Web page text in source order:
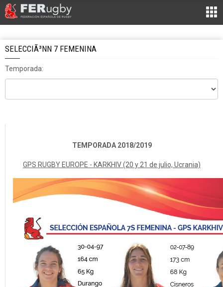
SELECCIÃ³NN 7 FEMENINA
Temporada:
TEMPORADA 2018/2019
GPS RUGBY EUROPE - KARKHIV (20 y 21 de julio, Ucrania)